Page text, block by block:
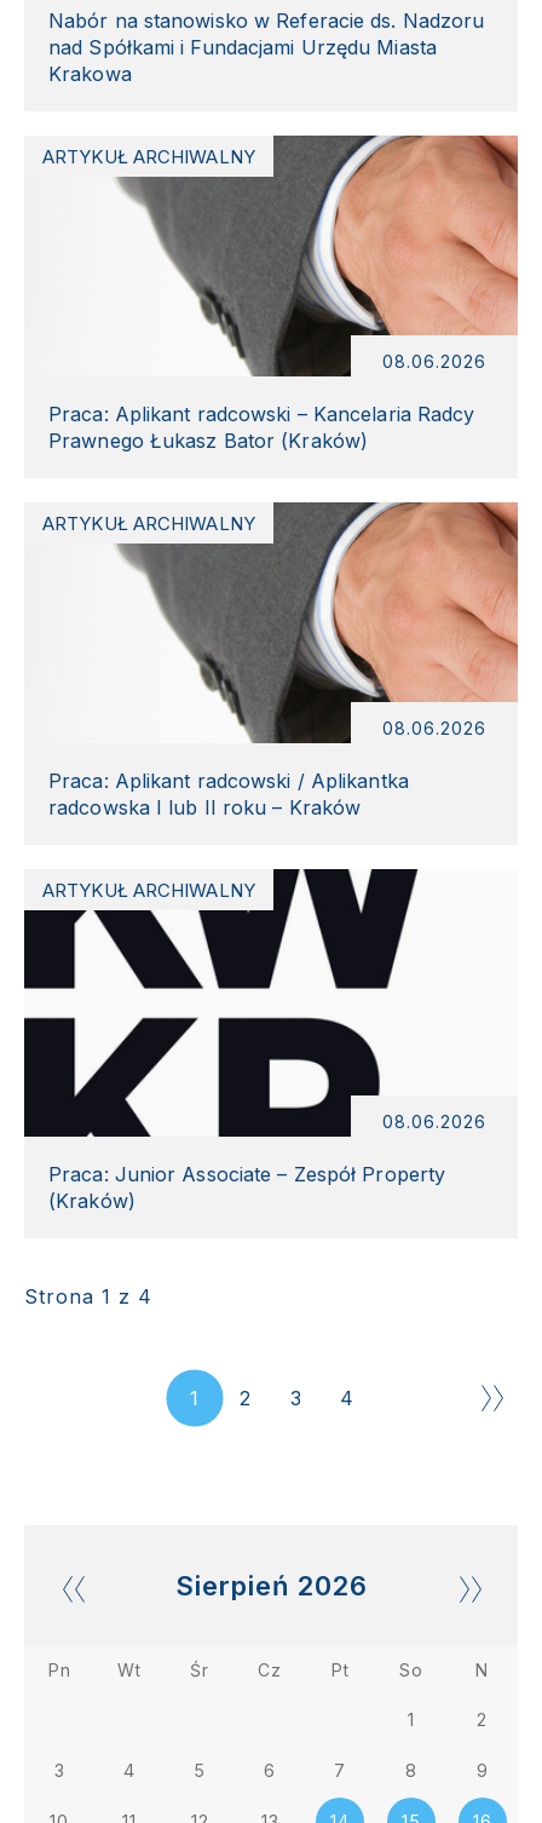
Nabór na stanowisko w Referacie ds. Nadzoru
nad Spółkami i Fundacjami Urzędu Miasta
Krakowa
ARTYKUŁ ARCHIWALNY
08.06.2026
Praca: Aplikant radcowski – Kancelaria Radcy
Prawnego Łukasz Bator (Kraków)
ARTYKUŁ ARCHIWALNY
08.06.2026
Praca: Aplikant radcowski / Aplikantka
radcowska I lub II roku – Kraków
ARTYKUŁ ARCHIWALNY
08.06.2026
Praca: Junior Associate – Zespół Property
(Kraków)
Strona 1 z 4
1 2 3 4
Sierpień 2026
Pn Wt Śr Cz Pt So N
1 2
3 4 5 6 7 8 9